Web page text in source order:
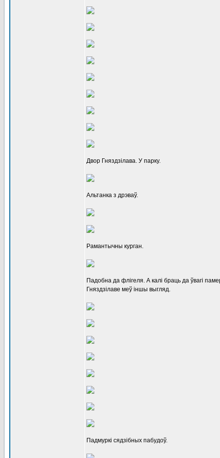
Двор Гняздзілава. У парку.
Альтанка з дрэваў.
Рамантычны курган.
Падобна да флігеля. А калі браць да ўвагі
Гняздзілаве меў іншы выгляд.
Падмуркі сядзібных пабудоў.